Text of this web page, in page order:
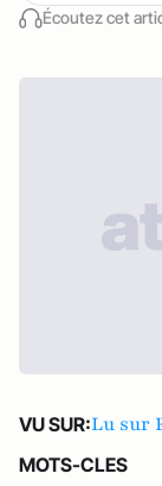
Écoutez cet
VU SUR:Lu sur
MOTS-CLES